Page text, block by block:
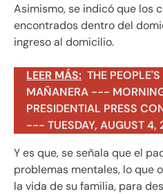
Asimismo, se indicó que los
encontrados dentro del
ingreso al domicilio.
LEER MÁS: THE PEOPLE'S
MAÑANERA ---
PRESIDENTIAL PRESS
--- TUESDAY, AUGUST 4,
Y es que, se señala que el
problemas mentales, lo que
la vida de su familia, para